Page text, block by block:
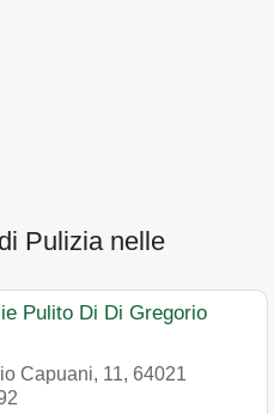
Pulizia nelle
Pulito Di Di Gregorio
Capuani, 11, 64021